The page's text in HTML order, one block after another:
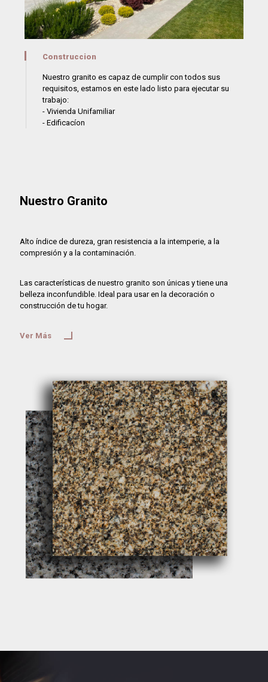
Construccion
Nuestro granito es capaz de cumplir con todos sus
requisitos, estamos en este lado listo para ejecutar su
trabajo:
- Vivienda Unifamiliar
- Edificacíon
Nuestro Granito
Alto índice de dureza, gran resistencia a la intemperie, a la
compresión y a la contaminación.
Las características de nuestro granito son únicas y tiene una
belleza inconfundible. Ideal para usar en la decoración o
construcción de tu hogar.
Ver Más